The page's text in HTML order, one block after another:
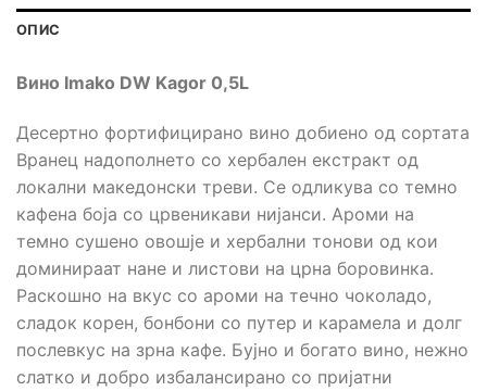
ОПИС
Вино Imako DW Kagor 0,5L
Десертно фортифицирано вино добиено од сортата
Вранец надополнето со хербален екстракт од
локални македонски треви. Се одликува со темно
кафена боја со црвеникави нијанси. Ароми на
темно сушено овошје и хербални тонови од кои
доминираат нане и листови на црна боровинка.
Раскошно на вкус со ароми на течно чоколадо,
сладок корен, бонбони со путер и карамела и долг
послевкус на зрна кафе. Бујно и богато вино, нежно
слатко и добро избалансирано со пријатни